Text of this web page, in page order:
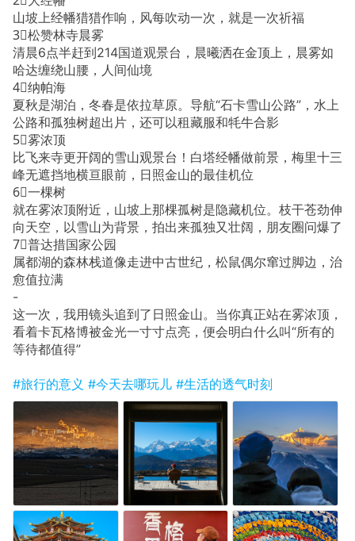
山坡上经幡猎猎作响，风每吹动一次，就是一次祈福
3⃣️松赞林寺晨雾
清晨6点半赶到214国道观景台，晨曦洒在金顶上，晨雾如
哈达缠绕山腰，人间仙境
4⃣️纳帕海
夏秋是湖泊，冬春是依拉草原。导航“石卡雪山公路”，水上
公路和孤独树超出片，还可以租藏服和牦牛合影
5⃣️雾浓顶
比飞来寺更开阔的雪山观景台！白塔经幡做前景，梅里十三
峰无遮挡地横亘眼前，日照金山的最佳机位
6⃣️一棵树
就在雾浓顶附近，山坡上那棵孤树是隐藏机位。枝干苍劲伸
向天空，以雪山为背景，拍出来孤独又壮阔，朋友圈问爆了
7⃣️普达措国家公园
属都湖的森林栈道像走进中古世纪，松鼠偶尔窜过脚边，治
愈值拉满
-
这一次，我用镜头追到了日照金山。当你真正站在雾浓顶，
看着卡瓦格博被金光一寸寸点亮，便会明白什么叫“所有的
等待都值得”
#旅行的意义 #今天去哪玩儿 #生活的透气时刻